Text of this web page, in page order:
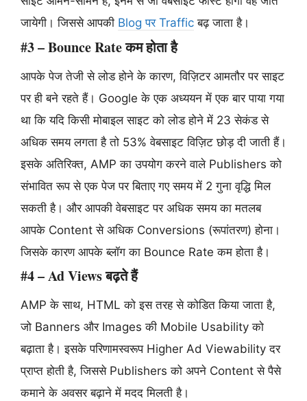
जायेगी। जिससे आपकी Blog पर Traffic बढ़ जाता है।
#3 – Bounce Rate कम होता है
आपके पेज तेजी से लोड होने के कारण, विज़िटर आमतौर पर साइट
पर ही बने रहते हैं। Google के एक अध्ययन में एक बार पाया गया
था कि यदि किसी मोबाइल साइट को लोड होने में 23 सेकंड से
अधिक समय लगता है तो 53% वेबसाइट विज़िट छोड़ दी जाती हैं।
इसके अतिरिक्त, AMP का उपयोग करने वाले Publishers को
संभावित रूप से एक पेज पर बिताए गए समय में 2 गुना वृद्धि मिल
सकती है। और आपकी वेबसाइट पर अधिक समय का मतलब
आपके Content से अधिक Conversions (रूपांतरण) होना।
जिसके कारण आपके ब्लॉग का Bounce Rate कम होता है।
#4 – Ad Views बढ़ते हैं
AMP के साथ, HTML को इस तरह से कोडित किया जाता है,
जो Banners और Images की Mobile Usability को
बढ़ाता है। इसके परिणामस्वरूप Higher Ad Viewability दर
प्राप्त होती है, जिससे Publishers को अपने Content से पैसे
कमाने के अवसर बढ़ाने में मदद मिलती है।